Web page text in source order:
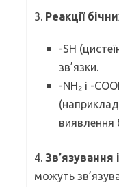
3. Реакції
-SH
зв’язки.
-NH₂ і -
виявлення
4. Зв’язування
можуть